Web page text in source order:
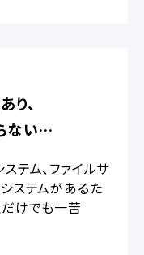
り、
ない…
テム、ファイルサ
ステムがあるた
けでも一苦